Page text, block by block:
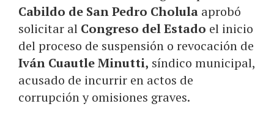
Cabildo de San Pedro Cholula aprobó
solicitar al Congreso del Estado el inicio
del proceso de suspensión o revocación de
Iván Cuautle Minutti, síndico municipal,
acusado de incurrir en actos de
corrupción y omisiones graves.